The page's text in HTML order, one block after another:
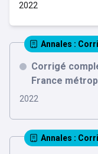
2022
Annales :
Corrigé
France
2022
Annales :